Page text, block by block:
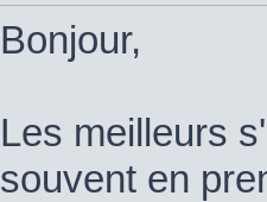
Bonjour,
Les meilleurs
souvent en